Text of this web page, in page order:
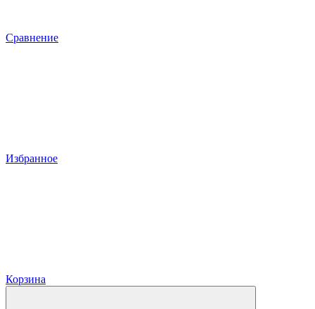
Сравнение
Избранное
Корзина